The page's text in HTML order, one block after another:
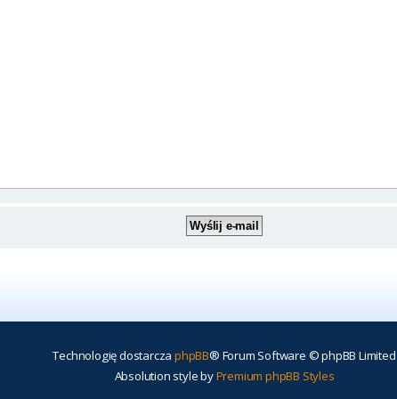
Technologię dostarcza phpBB® Forum Software © phpBB Limited
Absolution style byPremium phpBB Styles